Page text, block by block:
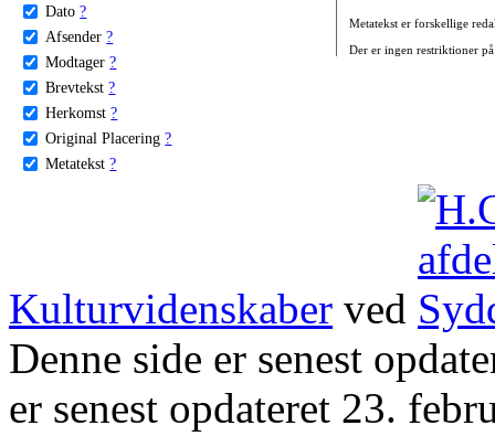
Dato ?
Afsender ?
Modtager ?
Brevtekst ?
Herkomst ?
Original Placering ?
Metatekst ?
Metatekst er forskellige
Der er ingen restriktioner
Kulturvidenskaber ved
Denne side er senest
er senest opdateret 23.